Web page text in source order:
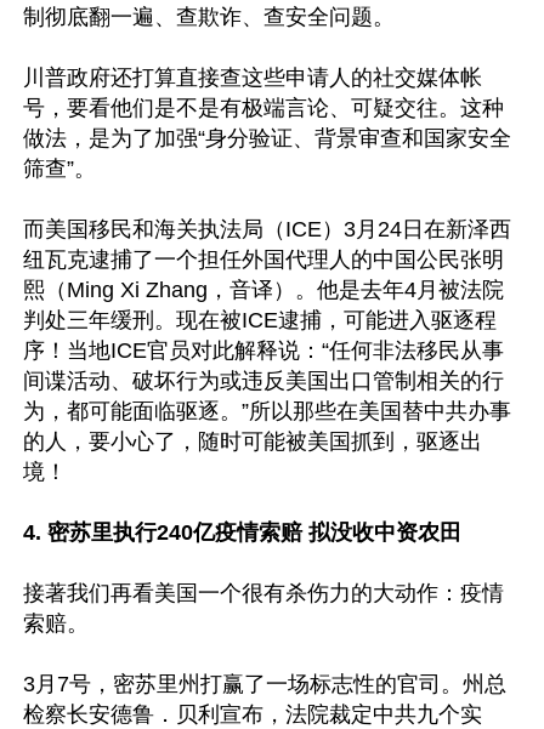
制彻底翻一遍、查欺诈、查安全问题。
川普政府还打算直接查这些申请人的社交媒体帐
号，要看他们是不是有极端言论、可疑交往。这种
做法，是为了加强“身分验证、背景审查和国家安全
筛查”。
而美国移民和海关执法局（ICE）3月24日在新泽西
纽瓦克逮捕了一个担任外国代理人的中国公民张明
熙（Ming Xi Zhang，音译）。他是去年4月被法院
判处三年缓刑。现在被ICE逮捕，可能进入驱逐程
序！当地ICE官员对此解释说：“任何非法移民从事
间谍活动、破坏行为或违反美国出口管制相关的行
为，都可能面临驱逐。”所以那些在美国替中共办事
的人，要小心了，随时可能被美国抓到，驱逐出
境！
4. 密苏里执行240亿疫情索赔 拟没收中资农田
接著我们再看美国一个很有杀伤力的大动作：疫情
索赔。
3月7号，密苏里州打赢了一场标志性的官司。州总
检察长安德鲁．贝利宣布，法院裁定中共九个实